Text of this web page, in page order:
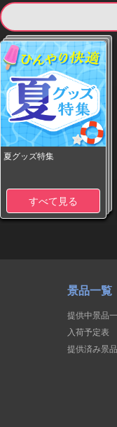
夏グッズ特集
すべて見る
景品一覧
提供中景品
入荷予定表
提供済み景